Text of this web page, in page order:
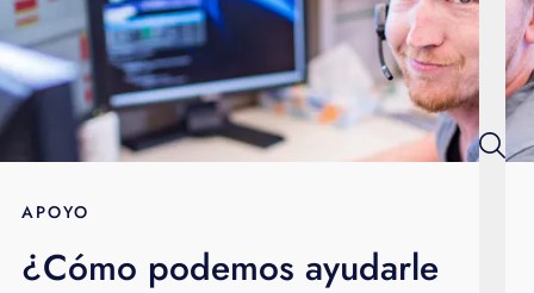
Energía
Televisión
BLOG
APOYO
¿Cómo podemos ayudarle